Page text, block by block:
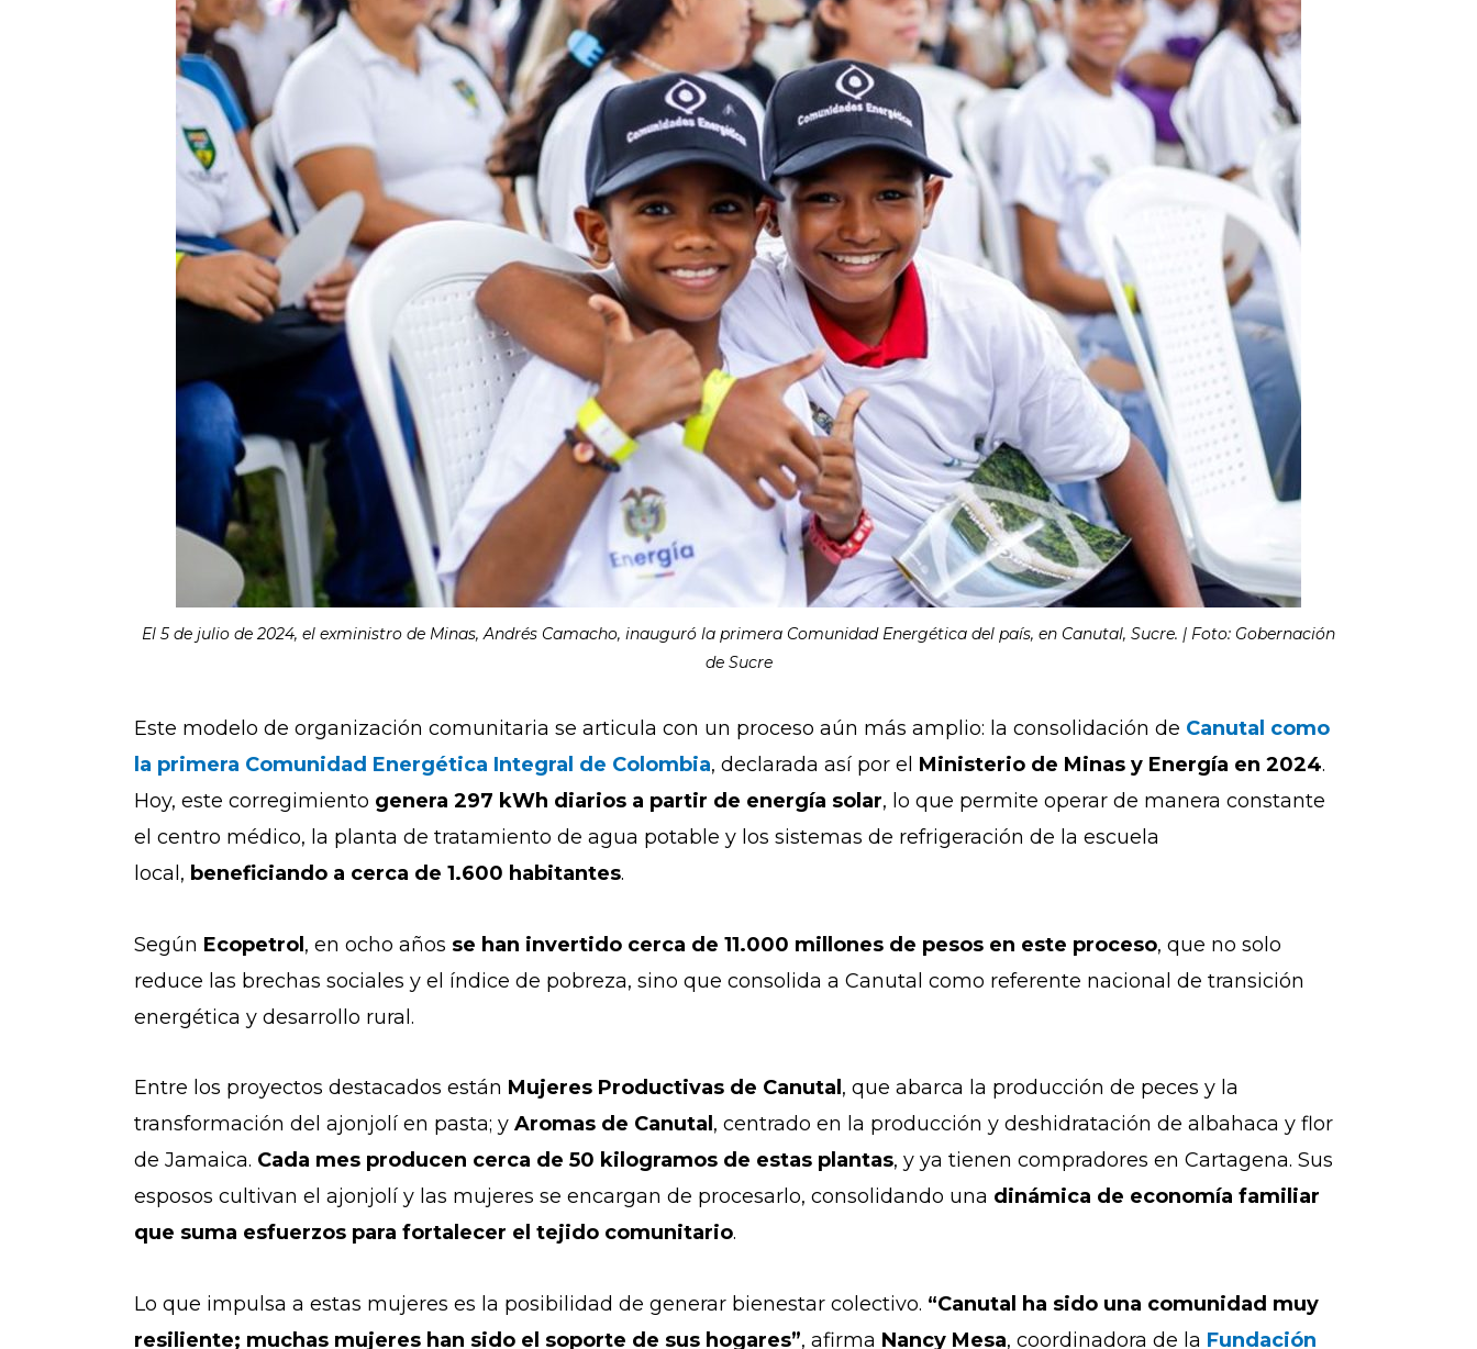
El 5 de julio de 2024, el exministro de Minas, Andrés Camacho, inauguró la primera Comunidad Energética del país, en Canutal, Sucre. | Foto: Gobernación
de Sucre
Este modelo de organización comunitaria se articula con un proceso aún más amplio: la consolidación de Canutal como
la primera Comunidad Energética Integral de Colombia, declarada así por el Ministerio de Minas y Energía en 2024.
Hoy, este corregimiento genera 297 kWh diarios a partir de energía solar, lo que permite operar de manera constante
el centro médico, la planta de tratamiento de agua potable y los sistemas de refrigeración de la escuela
local, beneficiando a cerca de 1.600 habitantes.
Según Ecopetrol , en ocho años se han invertido cerca de 11.000 millones de pesos en este proceso, que no solo
reduce las brechas sociales y el índice de pobreza, sino que consolida a Canutal como referente nacional de transición
energética y desarrollo rural.
Entre los proyectos destacados están Mujeres Productivas de Canutal , que abarca la producción de peces y la
transformación del ajonjolí en pasta; y Aromas de Canutal , centrado en la producción y deshidratación de albahaca y flor
de Jamaica. Cada mes producen cerca de 50 kilogramos de estas plantas, y ya tienen compradores en Cartagena. Sus
esposos cultivan el ajonjolí y las mujeres se encargan de procesarlo, consolidando una dinámica de economía familiar
que suma esfuerzos para fortalecer el tejido comunitario.
Lo que impulsa a estas mujeres es la posibilidad de generar bienestar colectivo. “Canutal ha sido una comunidad muy
resiliente; muchas mujeres han sido el soporte de sus hogares”, afirma Nancy Mesa, coordinadora de la Fundación